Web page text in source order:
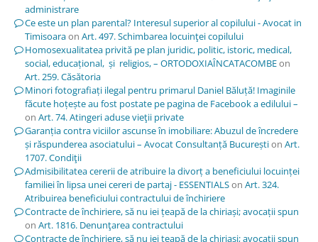
administrare
Ce este un plan parental? Interesul superior al copilului - Avocat in
Timisoaraon Art. 497. Schimbarea locuinţei copilului
Homosexualitatea privită pe plan juridic, politic, istoric, medical,
social, educațional, și religios, – ORTODOXIAÎNCATACOMBEon
Art. 259. Căsătoria
Minori fotografiați ilegal pentru primarul Daniel Băluță! Imaginile
făcute hoțește au fost postate pe pagina de Facebook a edilului –
on Art. 74. Atingeri aduse vieţii private
Garanția contra viciilor ascunse în imobiliare: Abuzul de încredere
și răspunderea asociatului – Avocat Consultanță Bucureștion Art.
1707. Condiţii
Admisibilitatea cererii de atribuire la divorț a beneficiului locuinței
familiei în lipsa unei cereri de partaj - ESSENTIALSon Art. 324.
Atribuirea beneficiului contractului de închiriere
Contracte de închiriere, să nu iei țeapă de la chiriași; avocații spun
on Art. 1816. Denunţarea contractului
Contracte de închiriere, să nu iei țeapă de la chiriași; avocații spun